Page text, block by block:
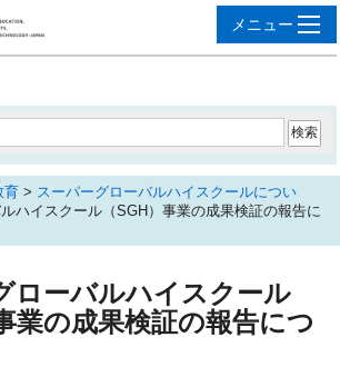
育 > スーパーグローバルハイスクールについ
ハイスクール（SGH）事業の成果検証の報告に
ローバルハイスクール
業の成果検証の報告につ